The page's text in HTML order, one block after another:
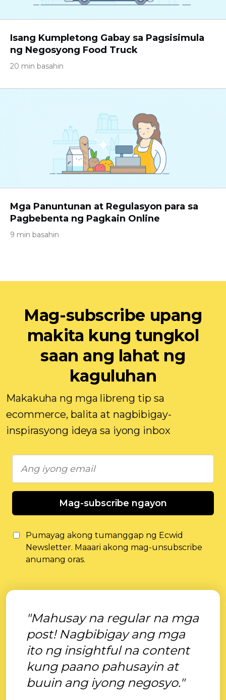
Isang Kumpletong Gabay sa Pagsisimula
ng Negosyong Food Truck
20 min basahin
Mga Panuntunan at Regulasyon para sa
Pagbebenta ng Pagkain Online
9 min basahin
Mag-subscribe upang
makita kung tungkol
saan ang lahat ng
kaguluhan
Makakuha ng mga libreng tip sa
ecommerce, balita at nagbibigay-
inspirasyong ideya sa iyong inbox
Mag-subscribe ngayon
Pumayag akong tumanggap ng Ecwid
Newsletter. Maaari akong mag-unsubscribe
anumang oras.
"Mahusay na regular na mga
post! Nagbibigay ang mga
ito ng insightful na content
kung paano pahusayin at
buuin ang iyong negosyo."